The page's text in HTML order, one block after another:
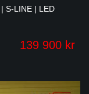
S-LINE | LED
139 900 kr